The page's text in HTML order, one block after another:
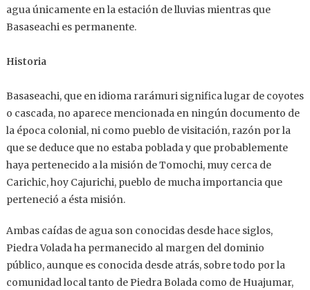
agua únicamente en la estación de lluvias mientras que
Basaseachi es permanente.
Historia
Basaseachi, que en idioma rarámuri significa lugar de coyotes
o cascada, no aparece mencionada en ningún documento de
la época colonial, ni como pueblo de visitación, razón por la
que se deduce que no estaba poblada y que probablemente
haya pertenecido a la misión de Tomochi, muy cerca de
Carichic, hoy Cajurichi, pueblo de mucha importancia que
perteneció a ésta misión.
Ambas caídas de agua son conocidas desde hace siglos,
Piedra Volada ha permanecido al margen del dominio
público, aunque es conocida desde atrás, sobre todo por la
comunidad local tanto de Piedra Bolada como de Huajumar,